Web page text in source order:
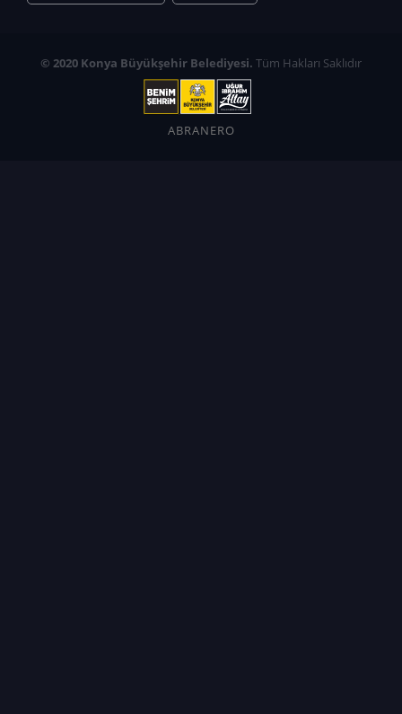
© 2020 Konya Büyükşehir Belediyesi. Tüm Hakları Saklıdır
ABRANERO